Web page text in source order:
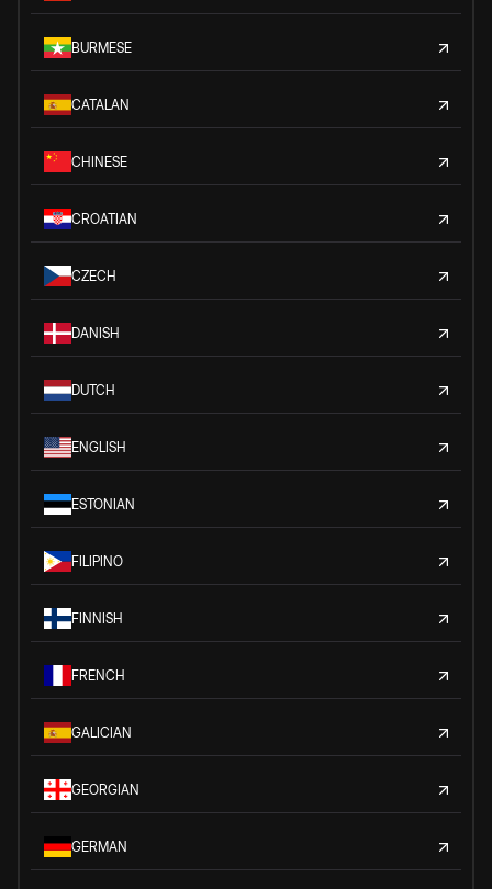
BURMESE
CATALAN
CHINESE
CROATIAN
CZECH
DANISH
DUTCH
ENGLISH
ESTONIAN
FILIPINO
FINNISH
FRENCH
GALICIAN
GEORGIAN
GERMAN